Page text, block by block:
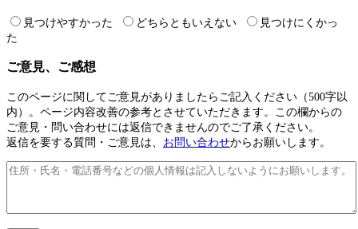
見つけやすかった どちらともいえない
見つけにくかっ
た
ご意見、ご感想
このページに関してご意見がありましたらご記入ください（500字以
内）。ページ内容改善の参考とさせていただきます。この欄からの
ご意見・問い合わせには返信できませんのでご了承ください。
返信を要する質問・ご意見は、 お問い合わせからお願いします。